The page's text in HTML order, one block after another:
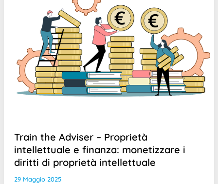
Train the Adviser – Proprietà
intellettuale e finanza: monetizzare i
diritti di proprietà intellettuale
29 Maggio 2025